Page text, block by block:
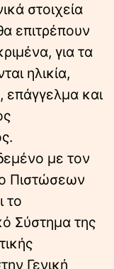
στοιχεία
επιτρέπουν
για τα
ηλικία,
επάγγελμα και
με τον
Πιστώσεων
το
Σύστημα της
Γενική